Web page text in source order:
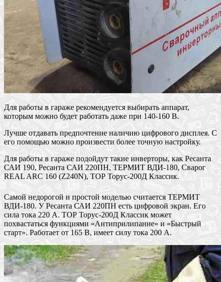
Для работы в гараже рекомендуется выбирать аппарат,
которым можно будет работать даже при 140-160 В.
Лучше отдавать предпочтение наличию цифрового дисплея. С
его помощью можно произвести более точную настройку.
Для работы в гараже подойдут такие инверторы, как Ресанта
САИ 190, Ресанта САИ 220ПН, ТЕРМИТ ВДИ-180, Сварог
REAL ARC 160 (Z240N), ТОР Торус-200Д Классик.
Самой недорогой и простой моделью считается ТЕРМИТ
ВДИ-180. У Ресанта САИ 220ПН есть цифровой экран. Его
сила тока 220 А. ТОР Торус-200Д Классик может
похвастаться функциями «Антиприлипание» и «Быстрый
старт». Работает от 165 В, имеет силу тока 200 А.